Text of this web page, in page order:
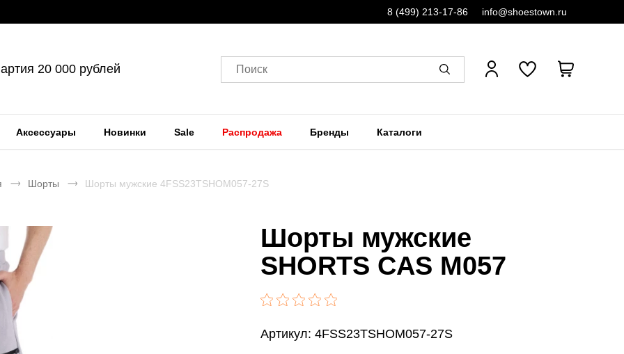
8 (499) 213-17-86 info@shoestown.ru
20 000 рублей Поиск
Аксессуары Новинки Sale Распродажа Бренды Каталоги
Шорты Шорты мужские 4FSS23TSHOM057-27S
Шорты мужские
SHORTS CAS M057
Артикул: 4FSS23TSHOM057-27S